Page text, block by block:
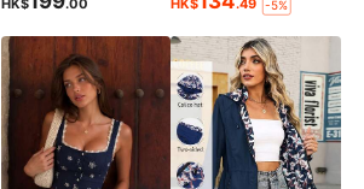
HK$ .00 HK$ .49 -5%